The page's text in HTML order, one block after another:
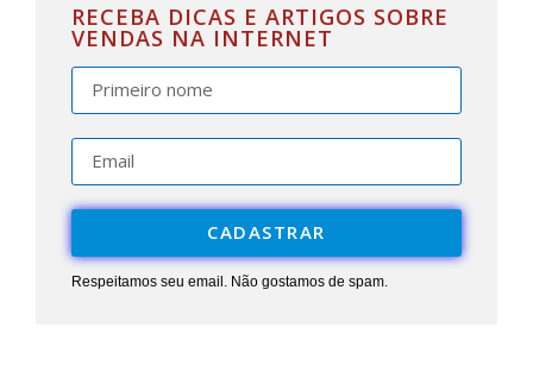
RECEBA DICAS E ARTIGOS SOBRE
VENDAS NA INTERNET
CADASTRAR
Respeitamos seu email. Não gostamos de spam.